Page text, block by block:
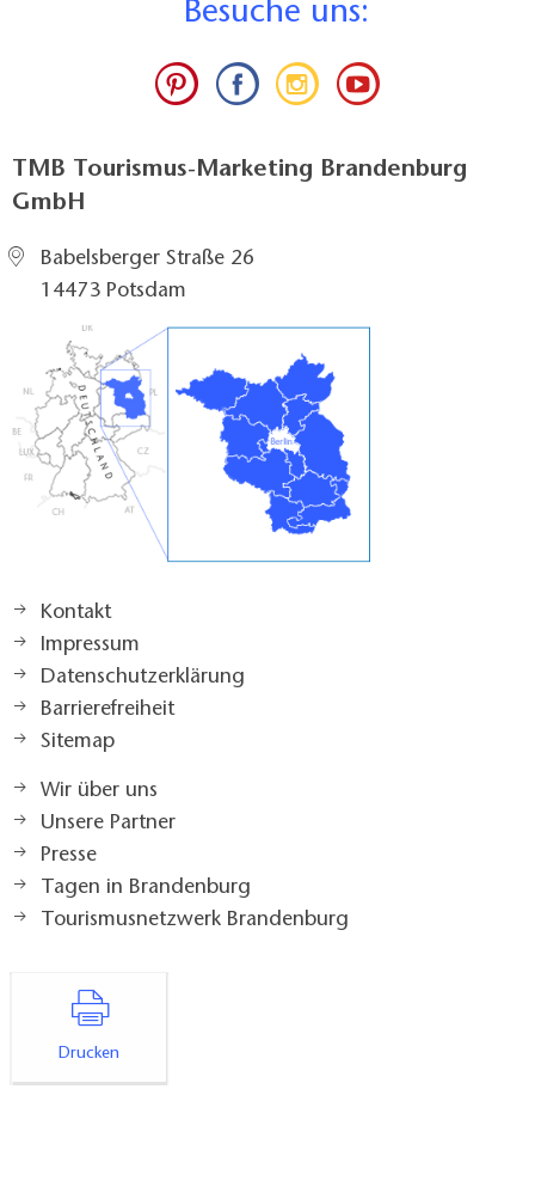
barrierefreie Dusche/Umkleide im Alten Hafen ca. 500
Datum der Datenerhebung: 12.07.2018
Erheber (Institution): Tourismusverband Ruppiner
Seenland
Besuche uns:
TMB Tourismus-Marketing Brandenburg
GmbH
Babelsberger Straße 26
14473 Potsdam
Kontakt
Impressum
Datenschutzerklärung
Barrierefreiheit
Sitemap
Wir über uns
Unsere Partner
Presse
Tagen in Brandenburg
Tourismusnetzwerk Brandenburg
Drucken